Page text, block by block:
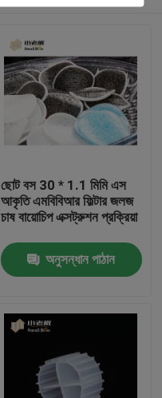
ছোট বস 30 * 1.1 মিমি এস
আকৃতি এমবিবিআর ফিল্টার জলজ
চাষ বায়োচিপ এক্সট্রুশন প্রক্রিয়া
অনুসন্ধান পাঠান